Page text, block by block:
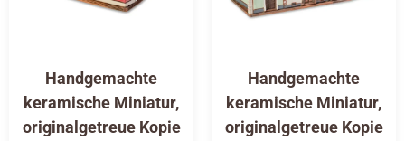
Handgemachte
keramische Miniatur,
originalgetreue Kopie
Handgemachte
keramische Miniatur,
originalgetreue Kopie